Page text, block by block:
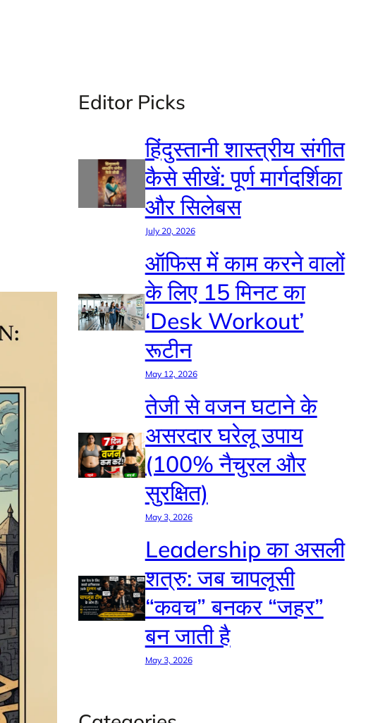
Editor Picks
हिंदुस्तानी शास्त्रीय संगीत
कैसे सीखें: पूर्ण मार्गदर्शिका
और सिलेबस
July 20, 2026
ऑफिस में काम करने वालों
के लिए 15 मिनट का
‘Desk Workout’
रूटीन
May 12, 2026
तेजी से वजन घटाने के
असरदार घरेलू उपाय
(100% नैचुरल और
सुरक्षित)
May 3, 2026
Leadership का असली
शत्रु: जब चापलूसी
“कवच” बनकर “जहर”
बन जाती है
May 3, 2026